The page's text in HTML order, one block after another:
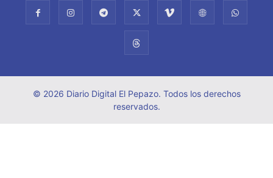
© 2026 Diario Digital El Pepazo. Todos los derechos
reservados.